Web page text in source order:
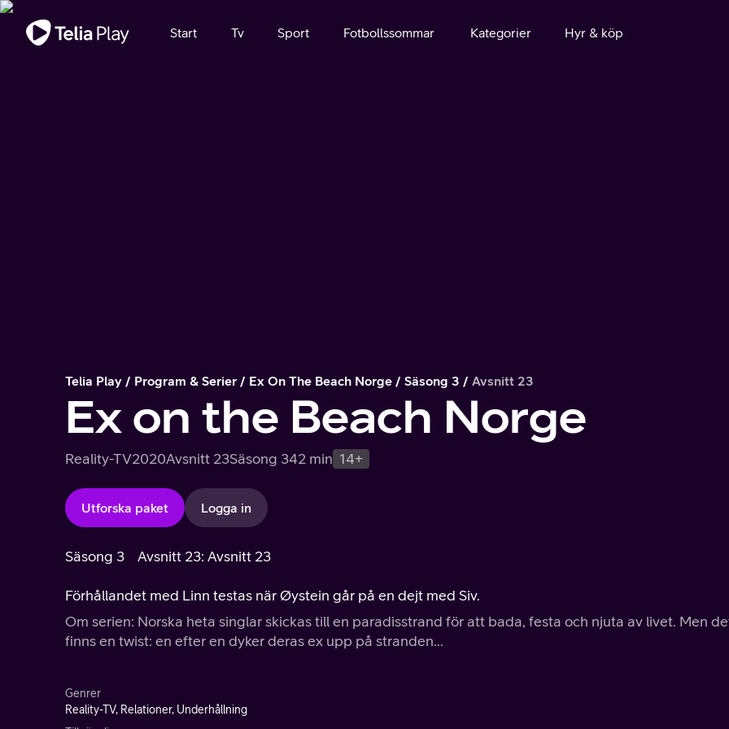
Viktigt meddelande
Start Tv Sport Fotbollssommar Kategorier Hyr & köp
Telia Play Program & Serier Ex On The Beach Norge Säsong 3 Avsnitt 23
Ex on the Beach Norge
Reality-TV2020Avsnitt 23Säsong 342 min 14+
Utforska paket Logga in
Säsong 3 Avsnitt 23: Avsnitt 23
Förhållandet med Linn testas när Øystein går på en dejt med Siv.
Om serien: Norska heta singlar skickas till en paradisstrand för att bada, festa och njuta av livet. Men
finns en twist: en efter en dyker deras ex upp på stranden...
Genrer
Reality-TV, Relationer, Underhållning